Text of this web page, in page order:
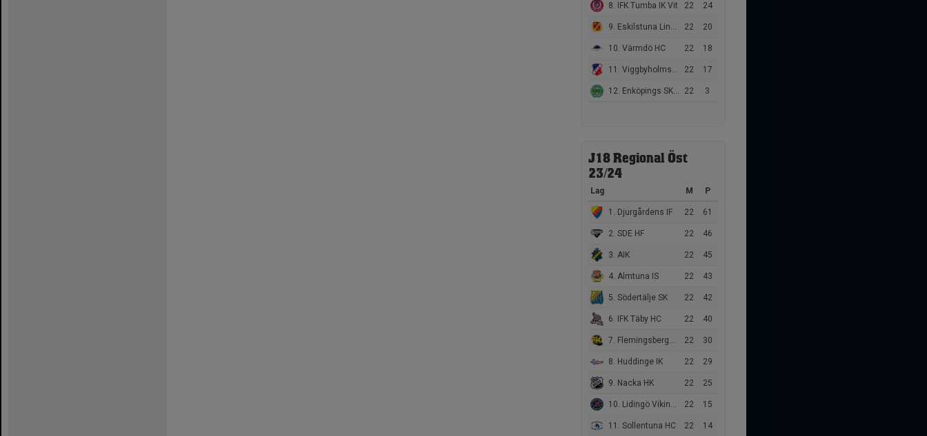
8. IFK Tumba IK Vit 22 24
9. Eskilstuna Linden Hockey 22 20
10. Värmdö HC 22 18
11. Viggbyholms IK 22 17
12. Enköpings SK HK 22 3
J18 Regional Öst
23/24
Lag M P
1. Djurgårdens IF 22 61
2. SDE HF 22 46
3. AIK 22 45
4. Almtuna IS 22 43
5. Södertälje SK 22 42
6. IFK Täby HC 22 40
7. Flemingsbergs IK 22 30
8. Huddinge IK 22 29
9. Nacka HK 22 25
10. Lidingö Vikings HC 22 15
11. Sollentuna HC 22 14